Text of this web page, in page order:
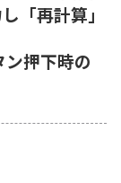
「再計算」
押下時の